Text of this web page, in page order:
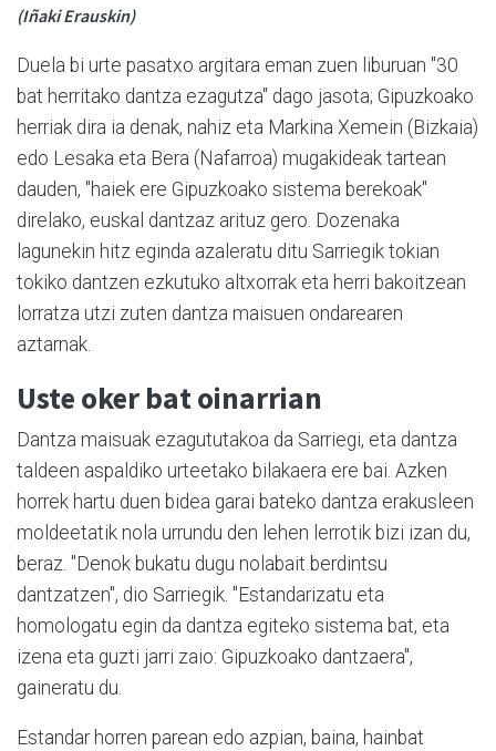
(Iñaki Erauskin)
Duela bi urte pasatxo argitara eman zuen liburuan "30
bat herritako dantza ezagutza" dago jasota; Gipuzkoako
herriak dira ia denak, nahiz eta Markina Xemein (Bizkaia)
edo Lesaka eta Bera (Nafarroa) mugakideak tartean
dauden, "haiek ere Gipuzkoako sistema berekoak"
direlako, euskal dantzaz arituz gero. Dozenaka
lagunekin hitz eginda azaleratu ditu Sarriegik tokian
tokiko dantzen ezkutuko altxorrak eta herri bakoitzean
lorratza utzi zuten dantza maisuen ondarearen
aztarnak.
Uste oker bat oinarrian
Dantza maisuak ezagututakoa da Sarriegi, eta dantza
taldeen aspaldiko urteetako bilakaera ere bai. Azken
horrek hartu duen bidea garai bateko dantza erakusleen
moldeetatik nola urrundu den lehen lerrotik bizi izan du,
beraz. "Denok bukatu dugu nolabait berdintsu
dantzatzen", dio Sarriegik. "Estandarizatu eta
homologatu egin da dantza egiteko sistema bat, eta
izena eta guzti jarri zaio: Gipuzkoako dantzaera",
gaineratu du.
Estandar horren parean edo azpian, baina, hainbat